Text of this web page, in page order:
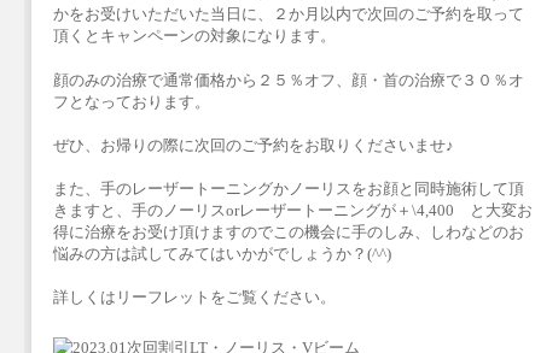
かをお受けいただいた当日に、２か月以内で次回のご予約を取って
頂くとキャンペーンの対象になります。
顔のみの治療で通常価格から２５％オフ、顔・首の治療で３０％オ
フとなっております。
ぜひ、お帰りの際に次回のご予約をお取りくださいませ♪
また、手のレーザートーニングかノーリスをお顔と同時施術して頂
きますと、手のノーリスorレーザートーニングが＋\4,400 と大変お
得に治療をお受け頂けますのでこの機会に手のしみ、しわなどのお
悩みの方は試してみてはいかがでしょうか？(^^)
詳しくはリーフレットをご覧ください。